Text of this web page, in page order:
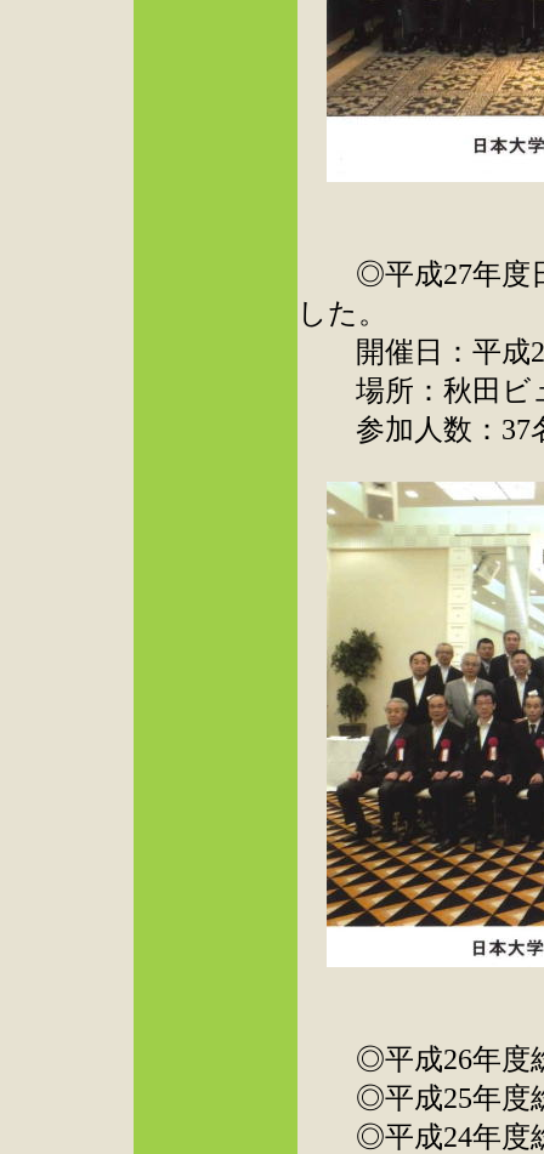
◎平成27年度日
した。
開催日：平成
場所：秋田ビ
参加人数：37
◎平成26年度
◎平成25年度
◎平成24年度